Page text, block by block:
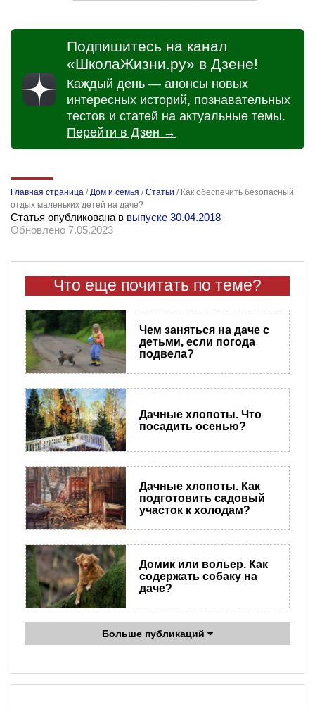
Подпишитесь на канал
«ШколаЖизни.ру» в Дзене!
Каждый день — анонсы новых
интересных историй, познавательных
тестов и статей на актуальные темы.
Перейти в Дзен →
Главная страница /Дом и семья /Статьи / Как обеспечить безопасный
отдых маленьких детей на даче?
Статья опубликована в выпуске 30.04.2018
Обновлено 7.05.2023
Что еще почитать по теме?
Чем заняться на даче с
детьми, если погода
подвела?
Дачные хлопоты. Что
посадить осенью?
Дачные хлопоты. Как
подготовить садовый
участок к холодам?
Домик или вольер. Как
содержать собаку на
даче?
Больше публикаций